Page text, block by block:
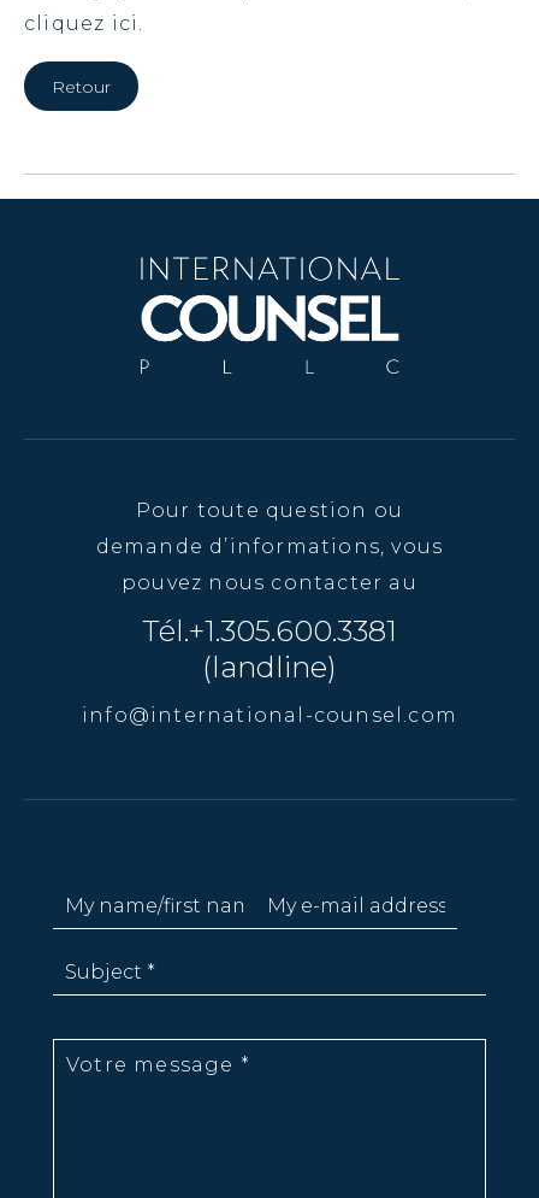
cliquez ici.
Retour
Pour toute question ou
demande d’informations, vous
pouvez nous contacter au
Tél.+1.305.600.3381
(landline)
info@international-counsel.com